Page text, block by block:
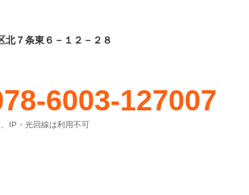
北７条東６－１２－２８
6003-127007
IP・光回線は利用不可